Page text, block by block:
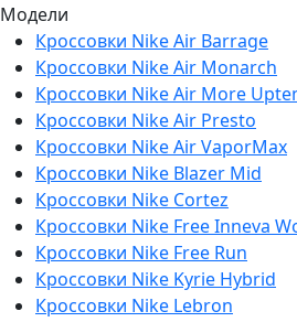
Модели
Кроссовки Nike Air Barrage
Кроссовки Nike Air Monarch
Кроссовки Nike Air More
Кроссовки Nike Air Presto
Кроссовки Nike Air VaporMax
Кроссовки Nike Blazer Mid
Кроссовки Nike Cortez
Кроссовки Nike Free Inneva
Кроссовки Nike Free Run
Кроссовки Nike Kyrie Hybrid
Кроссовки Nike Lebron